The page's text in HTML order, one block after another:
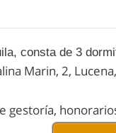
consta de 3
Marin, 2,
gestoría,